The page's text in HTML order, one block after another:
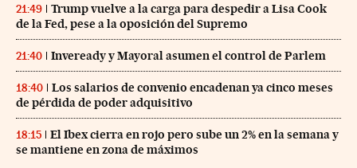
21:49
Trump vuelve a la carga para despedir a Lisa Cook
de la Fed, pese a la oposición del Supremo
21:40 Inveready y Mayoral asumen el control de Parlem
18:40
Los salarios de convenio encadenan ya cinco meses
de pérdida de poder adquisitivo
18:15
El Ibex cierra en rojo pero sube un 2% en la semana y
se mantiene en zona de máximos